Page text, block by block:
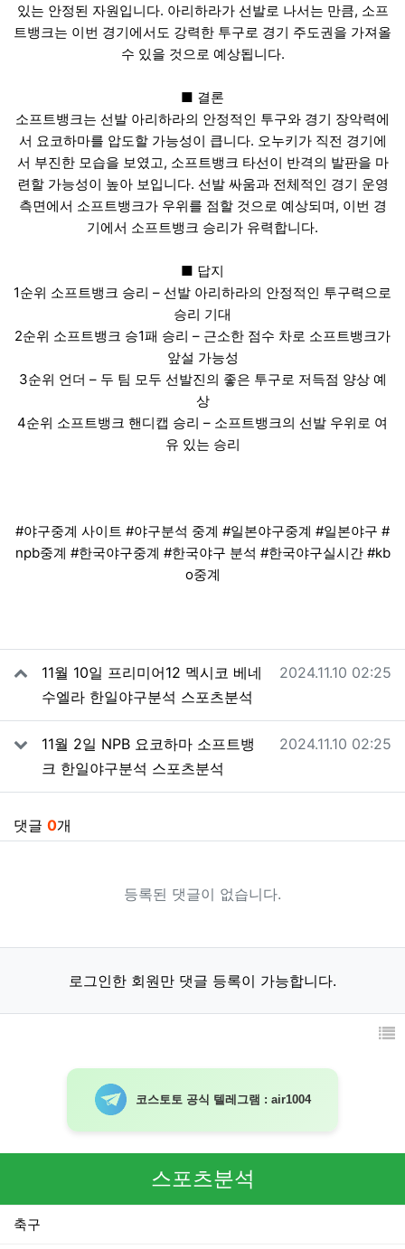
있는 안정된 자원입니다. 아리하라가 선발로 나서는 만큼, 소프
트뱅크는 이번 경기에서도 강력한 투구로 경기 주도권을 가져올
수 있을 것으로 예상됩니다.
■ 결론
소프트뱅크는 선발 아리하라의 안정적인 투구와 경기 장악력에
서 요코하마를 압도할 가능성이 큽니다. 오누키가 직전 경기에
서 부진한 모습을 보였고, 소프트뱅크 타선이 반격의 발판을 마
련할 가능성이 높아 보입니다. 선발 싸움과 전체적인 경기 운영
측면에서 소프트뱅크가 우위를 점할 것으로 예상되며, 이번 경
기에서 소프트뱅크 승리가 유력합니다.
■ 답지
1순위 소프트뱅크 승리 – 선발 아리하라의 안정적인 투구력으로
승리 기대
2순위 소프트뱅크 승1패 승리 – 근소한 점수 차로 소프트뱅크가
앞설 가능성
3순위 언더 – 두 팀 모두 선발진의 좋은 투구로 저득점 양상 예
상
4순위 소프트뱅크 핸디캡 승리 – 소프트뱅크의 선발 우위로 여
유 있는 승리
#야구중계 사이트 #야구분석 중계 #일본야구중계 #일본야구 #
npb중계 #한국야구중계 #한국야구 분석 #한국야구실시간 #kb
o중계
관련자료
11월 10일 프리미어12 멕시코 베네
수엘라 한일야구분석 스포츠분석
작성일
2024.11.10 02:25
11월 2일 NPB 요코하마 소프트뱅
크 한일야구분석 스포츠분석
작성일
2024.11.10 02:25
댓글 0개
등록된 댓글이 없습니다.
로그인한 회원만 댓글 등록이 가능합니다.
코스토토 공식 텔레그램 : air1004
스포츠분석
축구